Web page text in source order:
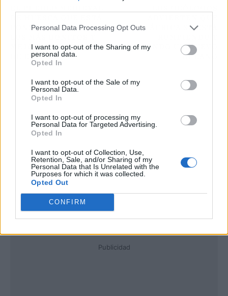
Personal Data Processing Opt Outs
I want to opt-out of the Sharing of my
personal data.
Opted In
I want to opt-out of the Sale of my
Personal Data.
Opted In
I want to opt-out of processing my
Personal Data for Targeted Advertising.
Opted In
I want to opt-out of Collection, Use,
Retention, Sale, and/or Sharing of my
Personal Data that Is Unrelated with the
Purposes for which it was collected.
Opted Out
CONFIRM
CONSIDERADO UNO DE
MEJOR CONSERVADOS
DE ESPAÑA
ÁFRICA SE ESTÁ
CREANDO UN NUEVO
OCÉANO
Publicidad